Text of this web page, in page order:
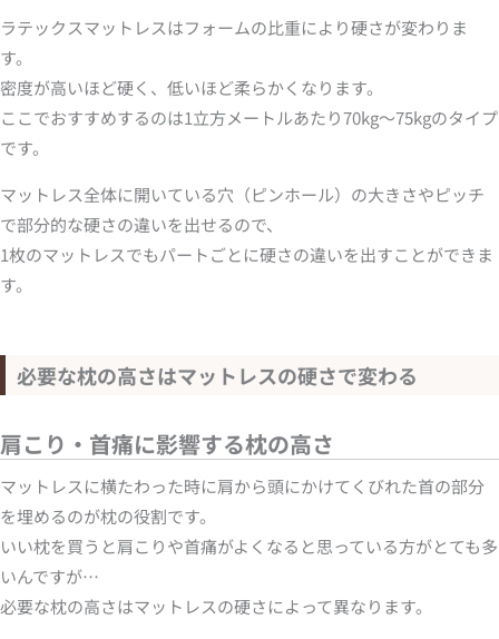
ラテックスマットレスはフォームの比重により硬さが変わりま
す。
密度が高いほど硬く、低いほど柔らかくなります。
ここでおすすめするのは1立方メートルあたり70kg～75kgのタイプ
です。
マットレス全体に開いている穴（ピンホール）の大きさやピッチ
で部分的な硬さの違いを出せるので、
1枚のマットレスでもパートごとに硬さの違いを出すことができま
す。
必要な枕の高さはマットレスの硬さで変わる
肩こり・首痛に影響する枕の高さ
マットレスに横たわった時に肩から頭にかけてくびれた首の部分
を埋めるのが枕の役割です。
いい枕を買うと肩こりや首痛がよくなると思っている方がとても多
いんですが…
必要な枕の高さはマットレスの硬さによって異なります。